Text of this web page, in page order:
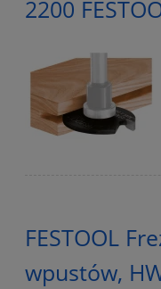
2200
FESTOOL
wpustów,